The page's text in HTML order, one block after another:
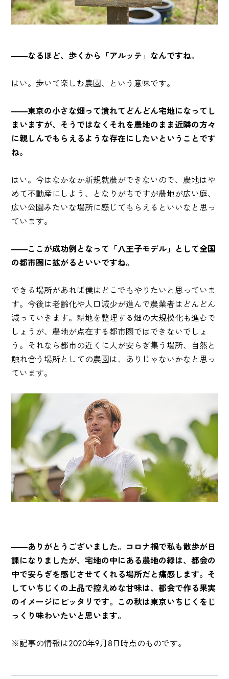
――なるほど、歩くから「アルッテ」なんですね。
はい。歩いて楽しむ農園、という意味です。
――東京の小さな畑って潰れてどんどん宅地になってし
まいますが、そうではなくそれを農地のまま近隣の方々
に親しんでもらえるような存在にしたいということです
ね。
はい。今はなかなか新規就農ができないので、農地はや
めて不動産にしよう、となりがちですが農地が広い庭、
広い公園みたいな場所に感じてもらえるといいなと思っ
ています。
――ここが成功例となって「八王子モデル」として全国
の都市圏に拡がるといいですね。
できる場所があれば僕はどこでもやりたいと思っていま
す。今後は老齢化や人口減少が進んで農業者はどんどん
減っていきます。耕地を整理する畑の大規模化も進むで
しょうが、農地が点在する都市圏ではできないでしょ
う。それなら都市の近くに人が安らぎ集う場所、自然と
触れ合う場所としての農園は、ありじゃないかなと思っ
ています。
――ありがとうございました。コロナ禍で私も散歩が日
課になりましたが、宅地の中にある農地の緑は、都会の
中で安らぎを感じさせてくれる場所だと痛感します。そ
していちじくの上品で控えめな甘味は、都会で作る果実
のイメージにピッタリです。この秋は東京いちじくをじ
っくり味わいたいと思います。
※記事の情報は2020年9月8日時点のものです。